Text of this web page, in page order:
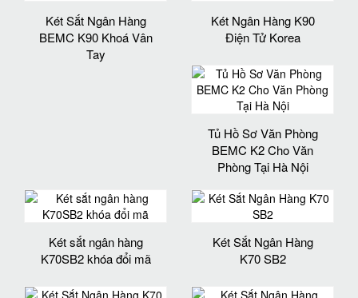
Két Sắt Ngân Hàng
BEMC K90 Khoá Vân
Tay
Két Ngân Hàng K90
Điện Tử Korea
Tủ Hồ Sơ Văn Phòng
BEMC K2 Cho Văn
Phòng Tại Hà Nội
Két sắt ngân hàng
K70SB2 khóa đổi mã
Két Sắt Ngân Hàng
K70 SB2